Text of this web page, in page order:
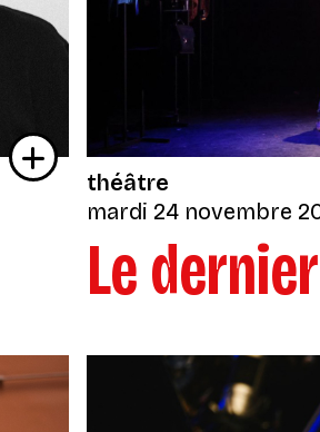
théâtre
mardi 24 novembre
Le